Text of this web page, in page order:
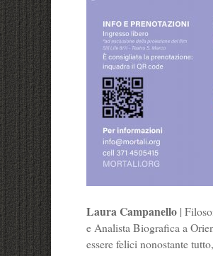
Laura Campanello |
e Analista Biografica a
essere felici nonostante